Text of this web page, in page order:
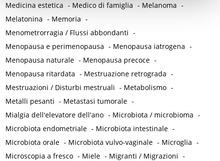
Medicina estetica - Medico di famiglia - Melanoma -
Melatonina - Memoria -
Menometrorragia / Flussi abbondanti -
Menopausa e perimenopausa - Menopausa iatrogena -
Menopausa naturale - Menopausa precoce -
Menopausa ritardata - Mestruazione retrograda -
Mestruazioni / Disturbi mestruali - Metabolismo -
Metalli pesanti - Metastasi tumorale -
Mialgia dell'elevatore dell'ano - Microbiota / microbioma -
Microbiota endometriale - Microbiota intestinale -
Microbiota orale - Microbiota vulvo-vaginale - Microglia -
Microscopia a fresco - Miele - Migranti / Migrazioni -